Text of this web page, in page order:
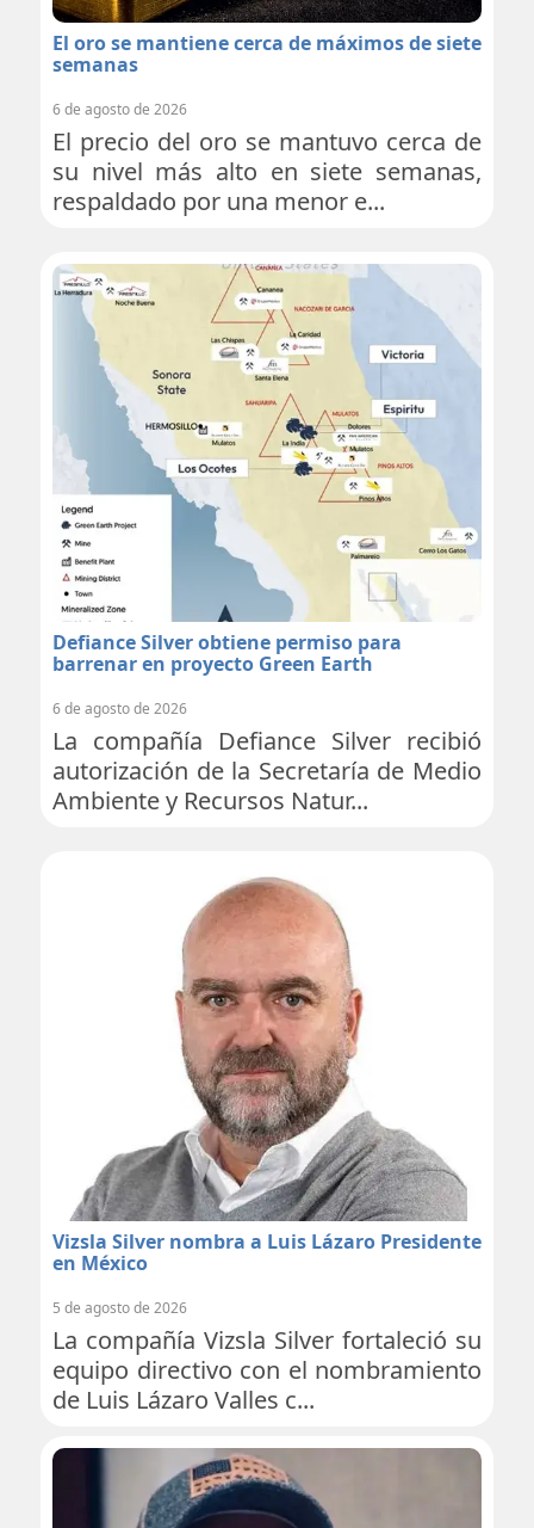
El oro se mantiene cerca de máximos de siete
semanas
6 de agosto de 2026
El precio del oro se mantuvo cerca de
su nivel más alto en siete semanas,
respaldado por una menor e...
Defiance Silver obtiene permiso para
barrenar en proyecto Green Earth
6 de agosto de 2026
La compañía Defiance Silver recibió
autorización de la Secretaría de Medio
Ambiente y Recursos Natur...
Vizsla Silver nombra a Luis Lázaro Presidente
en México
5 de agosto de 2026
La compañía Vizsla Silver fortaleció su
equipo directivo con el nombramiento
de Luis Lázaro Valles c...